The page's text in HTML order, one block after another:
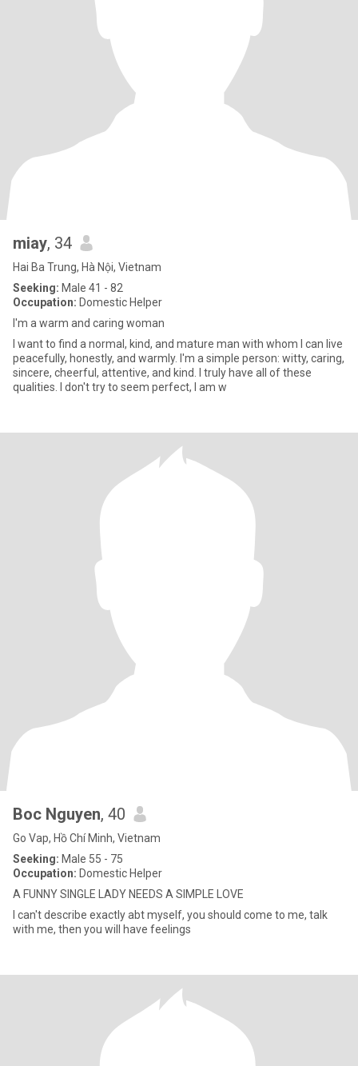
miay, 34
Hai Ba Trung, Hà Nội, Vietnam
Seeking: Male 41 - 82
Occupation: Domestic Helper
I'm a warm and caring woman
I want to find a normal, kind, and mature man with whom I can live
peacefully, honestly, and warmly. I'm a simple person: witty, caring,
sincere, cheerful, attentive, and kind. I truly have all of these
qualities. I don't try to seem perfect, I am w
Boc Nguyen, 40
Go Vap, Hồ Chí Minh, Vietnam
Seeking: Male 55 - 75
Occupation: Domestic Helper
A FUNNY SINGLE LADY NEEDS A SIMPLE LOVE
I can't describe exactly abt myself, you should come to me, talk
with me, then you will have feelings